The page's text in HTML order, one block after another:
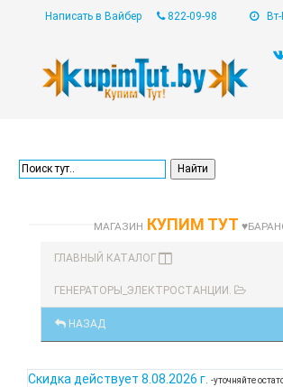
Написать в Вайбер 822-09-98 Вт-
МАГАЗИН КУПИМ ТУТ
ГЛАВНЫЙ КАТАЛОГ
ГЕНЕРАТОРЫ_ЭЛЕКТРОСТАНЦИИ.
НАЗАД
Скидка действует 8.08.2026 г. -уточняйте